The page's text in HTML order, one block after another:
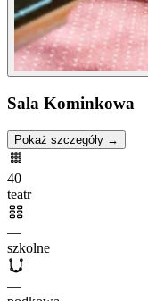
Sala Kominkowa
Pokaż szczegóły →
40
teatr
—
szkolne
—